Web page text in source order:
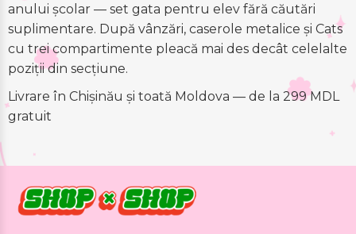
anului școlar — set gata pentru elev fără căutări
suplimentare. După vânzări, caserole metalice și Cats
cu trei compartimente pleacă mai des decât celelalte
poziții din secțiune.
Livrare în Chișinău și toată Moldova — de la 299 MDL
gratuit